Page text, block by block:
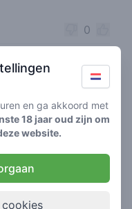
0
20-03-2026
en ga akkoord met
18 jaar oud zijn om
website.
cookies